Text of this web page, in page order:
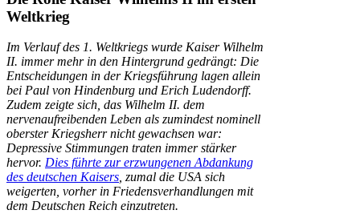
Weltkrieg
Im Verlauf des 1. Weltkriegs wurde Kaiser Wilhelm
II. immer mehr in den Hintergrund gedrängt: Die
Entscheidungen in der Kriegsführung lagen allein
bei Paul von Hindenburg und Erich Ludendorff.
Zudem zeigte sich, das Wilhelm II. dem
nervenaufreibenden Leben als zumindest nominell
oberster Kriegsherr nicht gewachsen war:
Depressive Stimmungen traten immer stärker
hervor. Dies führte zur erzwungenen Abdankung
des deutschen Kaisers , zumal die USA sich
weigerten, vorher in Friedensverhandlungen mit
dem Deutschen Reich einzutreten.